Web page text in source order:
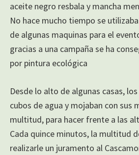
aceite negro resbala y mancha
No hace mucho tiempo se
de algunas maquinas para el
gracias a una campaña se ha
por pintura ecológica
Desde lo alto de algunas casas,
cubos de agua y mojaban con sus
multitud, para hacer frente a las
Cada quince minutos, la multitud
realizarle un juramento al